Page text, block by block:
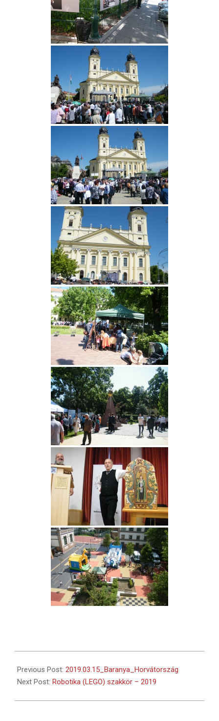
08-
12
Previous Post: 2019.03.15_Baranya_Horvátország
Next Post: Robotika (LEGO) szakkör – 2019